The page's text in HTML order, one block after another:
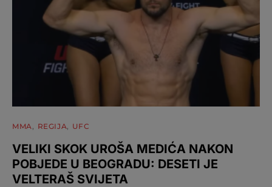
MMA REGIJA UFC
VELIKI SKOK UROŠA MEDIĆA NAKON
POBJEDE U BEOGRADU: DESETI JE
VELTERAŠ SVIJETA